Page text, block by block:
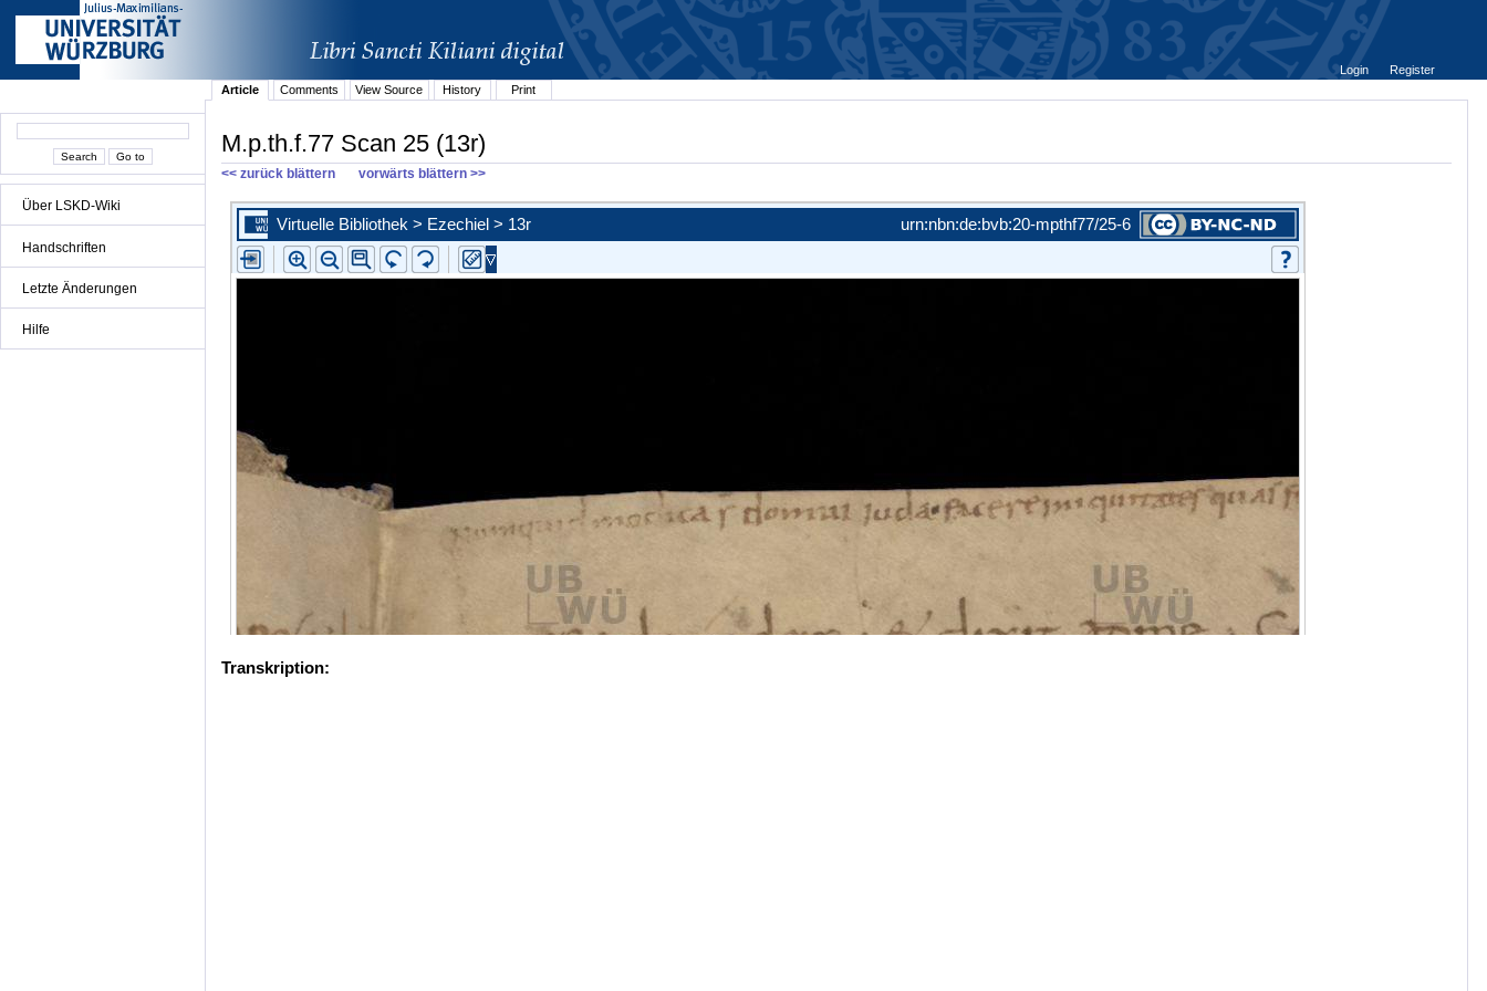
Über LSKD-Wiki
Handschriften
Letzte Änderungen
Hilfe
Login
Register
Article
Comments View Source History Print
M.p.th.f.77 Scan 25 (13r)
<< zurück blättern vorwärts blättern >>
Transkription: